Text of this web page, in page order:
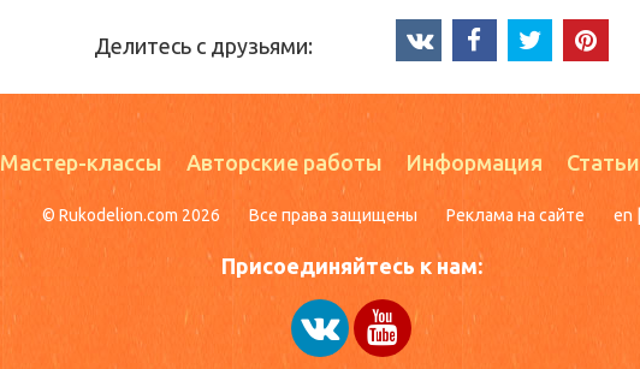
Делитесь с друзьями:
Мастер-классы Авторские работы Информация Статьи
© Rukodelion.com 2026 Все права защищены Реклама на сайте en
Присоединяйтесь к нам: